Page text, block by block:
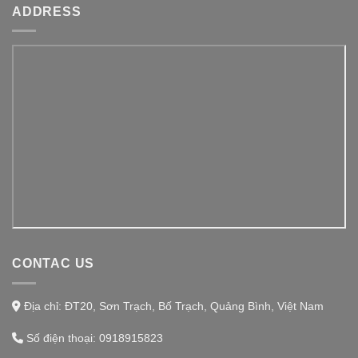
ADDRESS
CONTAC US
Địa chỉ: ĐT20, Sơn Trạch, Bố Trạch, Quảng Bình, Việt Nam
Số điện thoại: 0918915823